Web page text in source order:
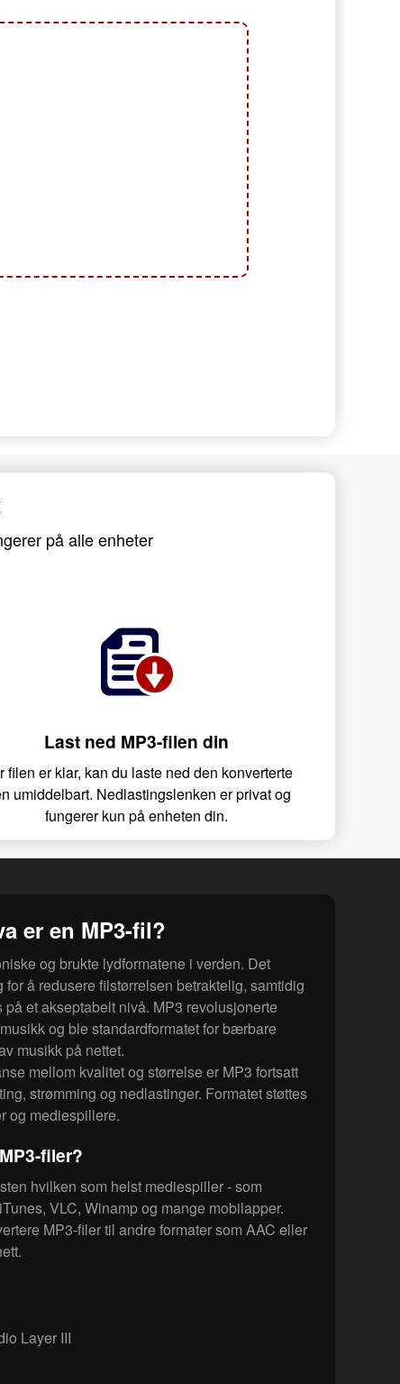
på alle enheter
Last ned MP3-filen din
filen er klar, kan du laste ned den konverterte
umiddelbart. Nedlastingslenken er privat og
fungerer kun på enheten din.
er en MP3-fil?
og brukte lydformatene i verden. Det
for å redusere filstørrelsen betraktelig, samtidig
et akseptabelt nivå. MP3 revolusjonerte
og ble standardformatet for bærbare
musikk på nettet.
mellom kvalitet og størrelse er MP3 fortsatt
strømming og nedlastinger. Formatet støttes
og mediespillere.
filer?
hvilken som helst mediespiller - som
VLC, Winamp og mange mobilapper.
MP3-filer til andre formater som AAC eller
Layer III